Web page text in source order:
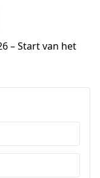
– Start van het